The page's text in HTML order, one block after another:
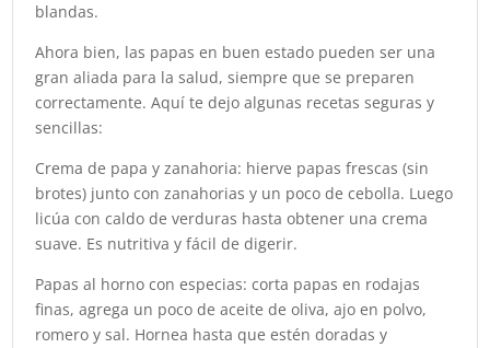
blandas.
Ahora bien, las papas en buen estado pueden ser una
gran aliada para la salud, siempre que se preparen
correctamente. Aquí te dejo algunas recetas seguras y
sencillas:
Crema de papa y zanahoria: hierve papas frescas (sin
brotes) junto con zanahorias y un poco de cebolla. Luego
licúa con caldo de verduras hasta obtener una crema
suave. Es nutritiva y fácil de digerir.
Papas al horno con especias: corta papas en rodajas
finas, agrega un poco de aceite de oliva, ajo en polvo,
romero y sal. Hornea hasta que estén doradas y